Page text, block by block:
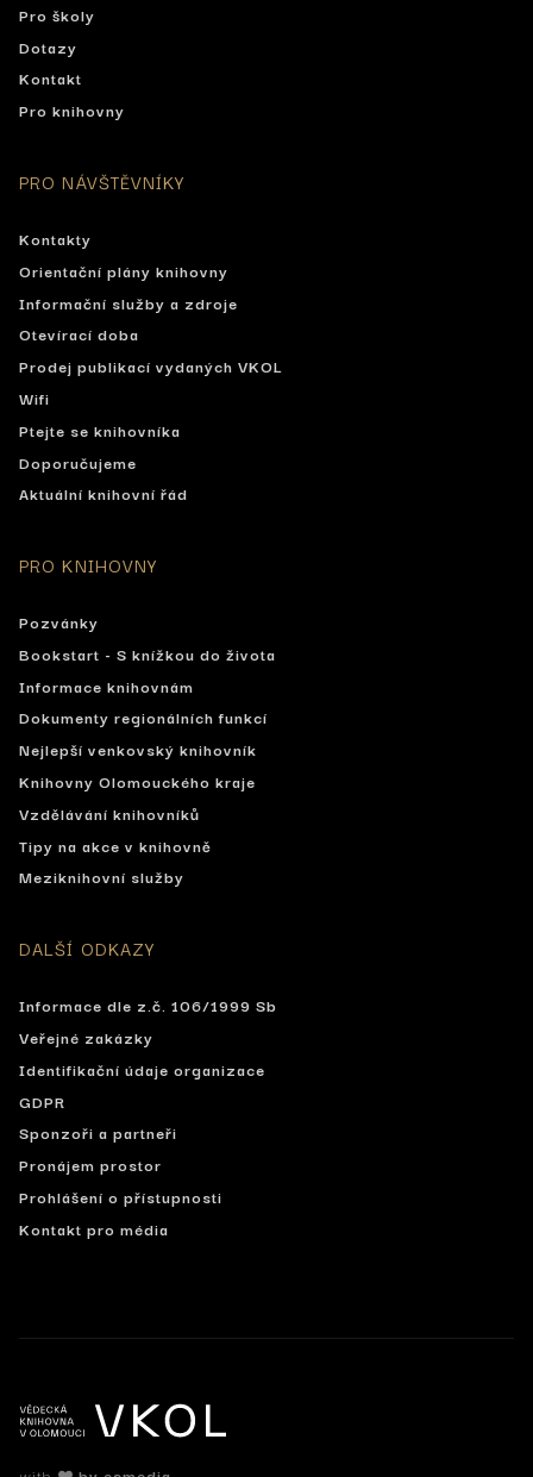
Pro školy
Dotazy
Kontakt
Pro knihovny
PRO NÁVŠTĚVNÍKY
Kontakty
Orientační plány knihovny
Informační služby a zdroje
Otevírací doba
Prodej publikací vydaných VKOL
Wifi
Ptejte se knihovníka
Doporučujeme
Aktuální knihovní řád
PRO KNIHOVNY
Pozvánky
Bookstart - S knížkou do života
Informace knihovnám
Dokumenty regionálních funkcí
Nejlepší venkovský knihovník
Knihovny Olomouckého kraje
Vzdělávání knihovníků
Tipy na akce v knihovně
Meziknihovní služby
DALŠÍ ODKAZY
Informace dle z.č. 106/1999 Sb
Veřejné zakázky
Identifikační údaje organizace
GDPR
Sponzoři a partneři
Pronájem prostor
Prohlášení o přístupnosti
Kontakt pro média